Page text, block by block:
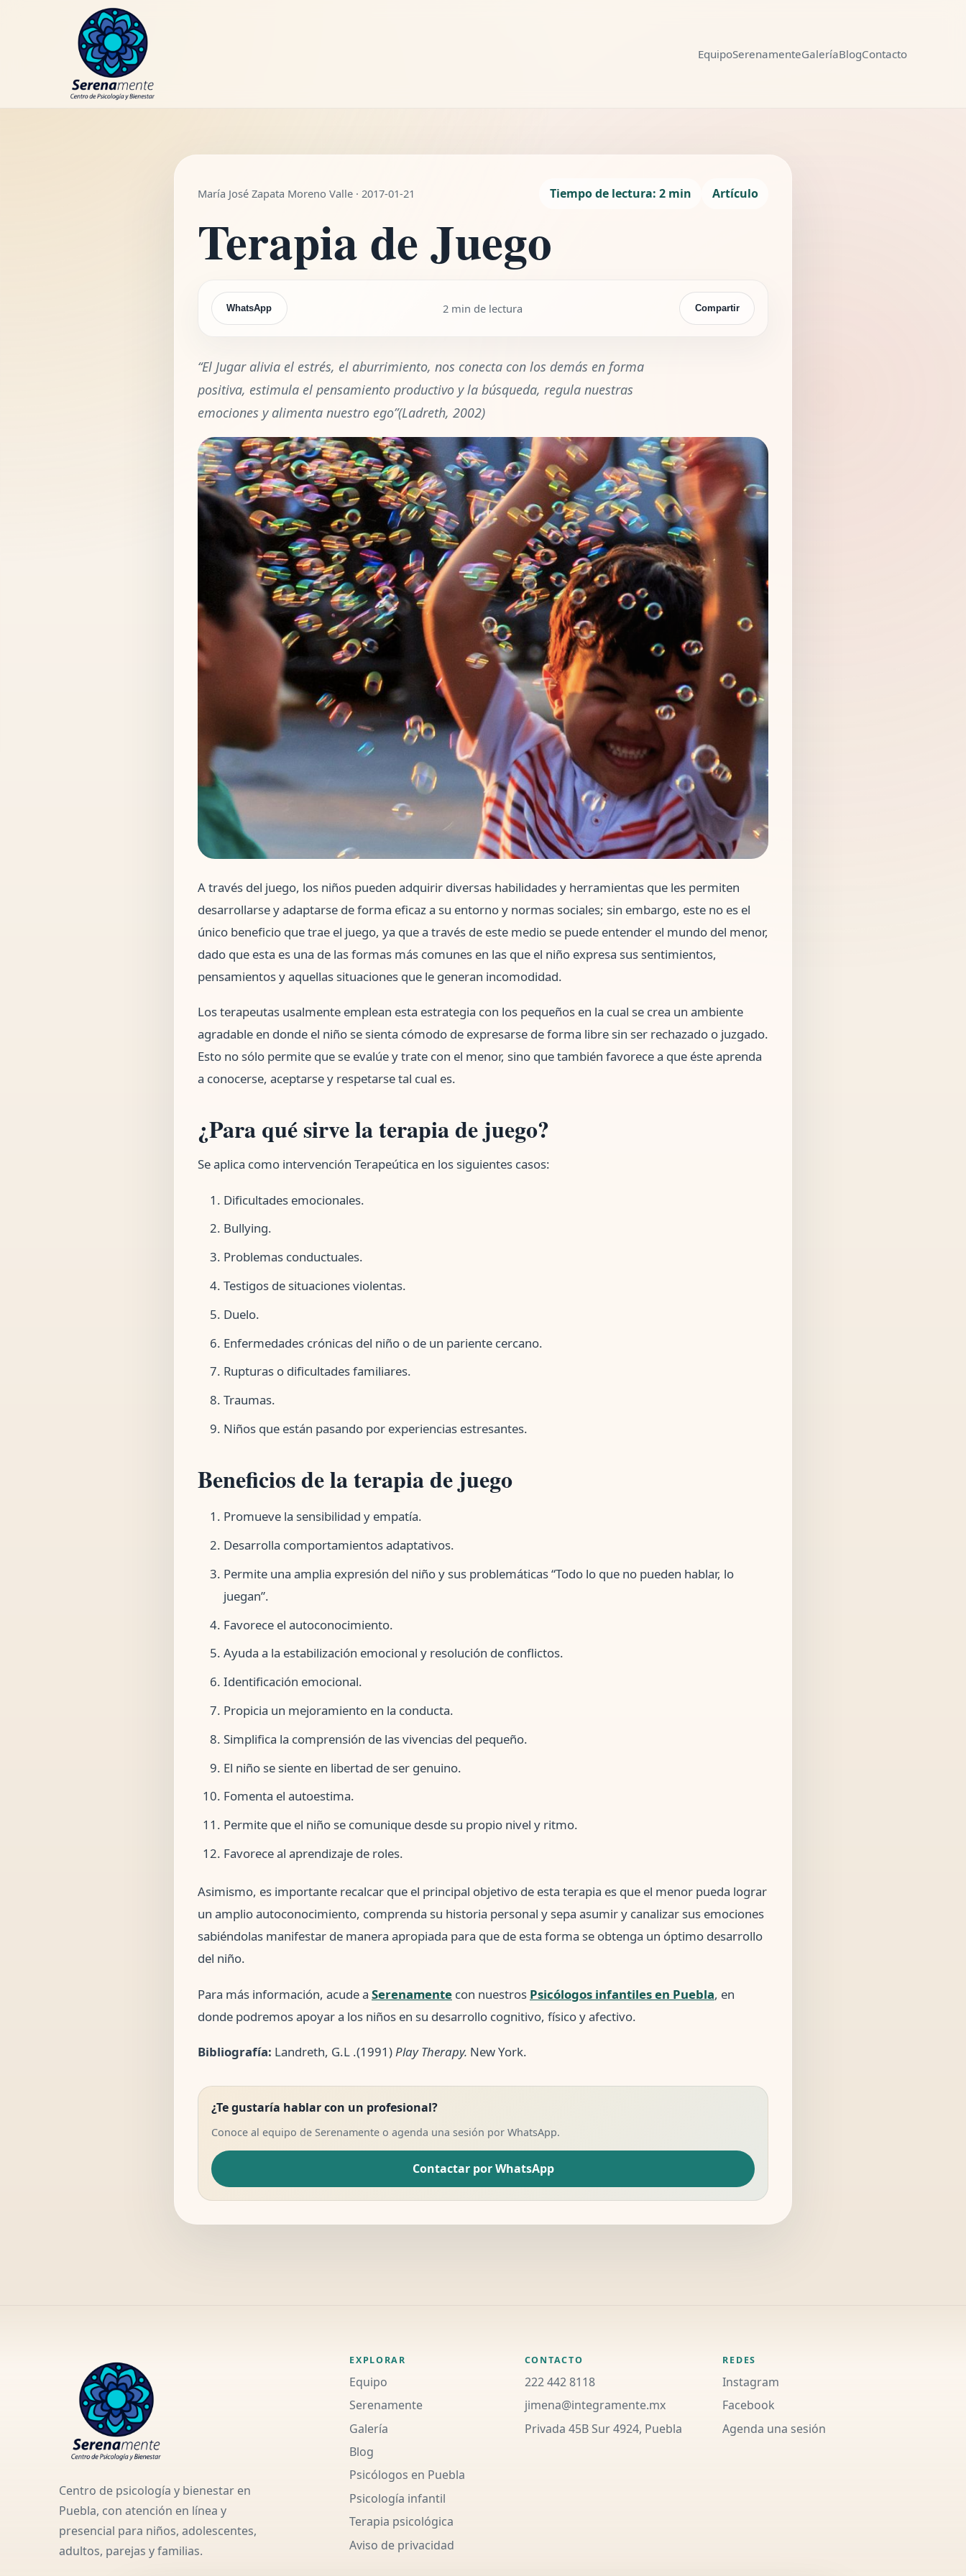
EquipoSerenamenteGaleríaBlogContacto
María José Zapata Moreno Valle · 2017-01-21 Tiempo de lectura: 2 min Artículo
Terapia de Juego
WhatsApp 2 min de lectura Compartir
“El Jugar alivia el estrés, el aburrimiento, nos conecta con los demás en forma
positiva, estimula el pensamiento productivo y la búsqueda, regula nuestras
emociones y alimenta nuestro ego”(Ladreth, 2002)
A través del juego, los niños pueden adquirir diversas habilidades y herramientas que les permiten
desarrollarse y adaptarse de forma eficaz a su entorno y normas sociales; sin embargo, este no es el
único beneficio que trae el juego, ya que a través de este medio se puede entender el mundo del menor,
dado que esta es una de las formas más comunes en las que el niño expresa sus sentimientos,
pensamientos y aquellas situaciones que le generan incomodidad.
Los terapeutas usalmente emplean esta estrategia con los pequeños en la cual se crea un ambiente
agradable en donde el niño se sienta cómodo de expresarse de forma libre sin ser rechazado o juzgado.
Esto no sólo permite que se evalúe y trate con el menor, sino que también favorece a que éste aprenda
a conocerse, aceptarse y respetarse tal cual es.
¿Para qué sirve la terapia de juego?
Se aplica como intervención Terapeútica en los siguientes casos:
Dificultades emocionales.
Bullying.
Problemas conductuales.
Testigos de situaciones violentas.
Duelo.
Enfermedades crónicas del niño o de un pariente cercano.
Rupturas o dificultades familiares.
Traumas.
Niños que están pasando por experiencias estresantes.
Beneficios de la terapia de juego
Promueve la sensibilidad y empatía.
Desarrolla comportamientos adaptativos.
Permite una amplia expresión del niño y sus problemáticas “Todo lo que no pueden hablar, lo
juegan”.
Favorece el autoconocimiento.
Ayuda a la estabilización emocional y resolución de conflictos.
Identificación emocional.
Propicia un mejoramiento en la conducta.
Simplifica la comprensión de las vivencias del pequeño.
El niño se siente en libertad de ser genuino.
Fomenta el autoestima.
Permite que el niño se comunique desde su propio nivel y ritmo.
Favorece al aprendizaje de roles.
Asimismo, es importante recalcar que el principal objetivo de esta terapia es que el menor pueda lograr
un amplio autoconocimiento, comprenda su historia personal y sepa asumir y canalizar sus emociones
sabiéndolas manifestar de manera apropiada para que de esta forma se obtenga un óptimo desarrollo
del niño.
Para más información, acude a Serenamente con nuestros Psicólogos infantiles en Puebla, en
donde podremos apoyar a los niños en su desarrollo cognitivo, físico y afectivo.
Bibliografía: Landreth, G.L .(1991)Play Therapy. New York.
¿Te gustaría hablar con un profesional?
Conoce al equipo de Serenamente o agenda una sesión por WhatsApp.
Contactar por WhatsApp
Centro de psicología y bienestar en
Puebla, con atención en línea y
presencial para niños, adolescentes,
adultos, parejas y familias.
EXPLORAR
Equipo
Serenamente
Galería
Blog
Psicólogos en Puebla
Psicología infantil
Terapia psicológica
Aviso de privacidad
CONTACTO
222 442 8118
jimena@integramente.mx
Privada 45B Sur 4924, Puebla
REDES
Instagram
Facebook
Agenda una sesión